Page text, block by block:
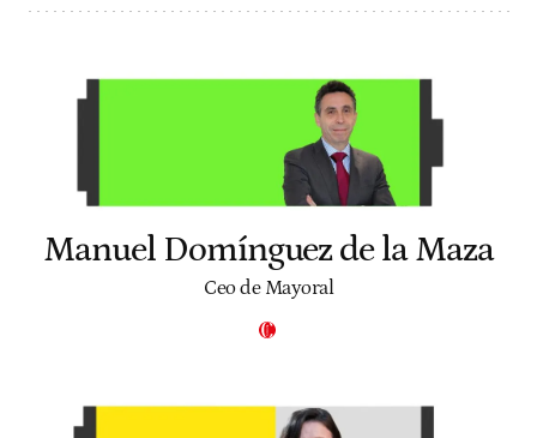
Manuel Domínguez de la Maza
Ceo de Mayoral